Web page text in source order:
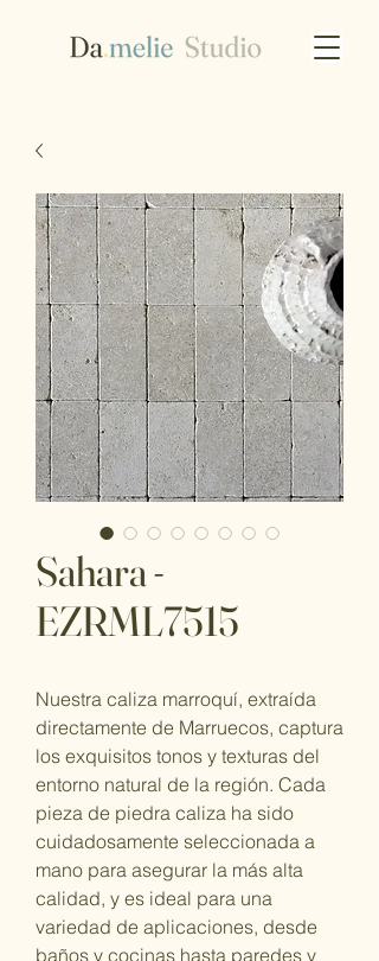
Sahara -
EZRML7515
Nuestra caliza marroquí, extraída
directamente de Marruecos, captura
los exquisitos tonos y texturas del
entorno natural de la región. Cada
pieza de piedra caliza ha sido
cuidadosamente seleccionada a
mano para asegurar la más alta
calidad, y es ideal para una
variedad de aplicaciones, desde
baños y cocinas hasta paredes y